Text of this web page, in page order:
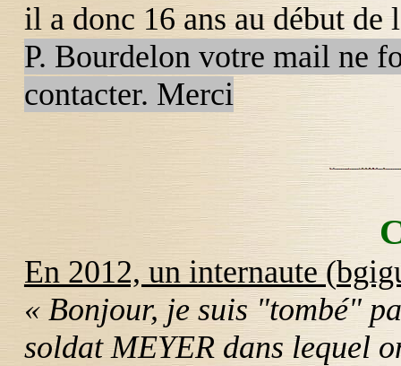
il a donc 16 ans au début de
P. Bourdelonvotre mail ne
contacter. Merci
En 2012, un internaute (
« Bonjour, je suis "tombé"
soldat MEYER dans lequel